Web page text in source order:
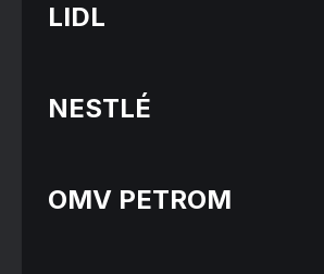
LIDL
NESTLÉ
OMV PETROM